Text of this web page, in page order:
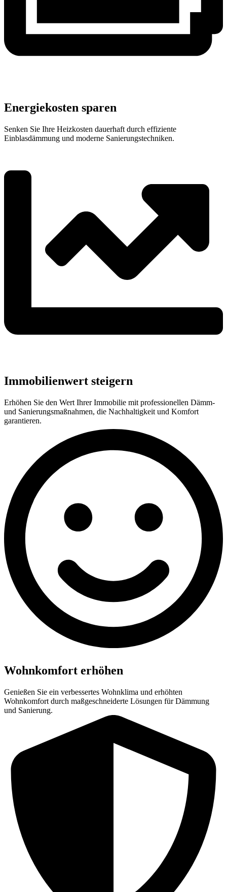
Energiekosten sparen
Senken Sie Ihre Heizkosten dauerhaft durch effiziente
Einblasdämmung und moderne Sanierungstechniken.
Immobilienwert steigern
Erhöhen Sie den Wert Ihrer Immobilie mit professionellen Dämm-
und Sanierungsmaßnahmen, die Nachhaltigkeit und Komfort
garantieren.
Wohnkomfort erhöhen
Genießen Sie ein verbessertes Wohnklima und erhöhten
Wohnkomfort durch maßgeschneiderte Lösungen für Dämmung
und Sanierung.